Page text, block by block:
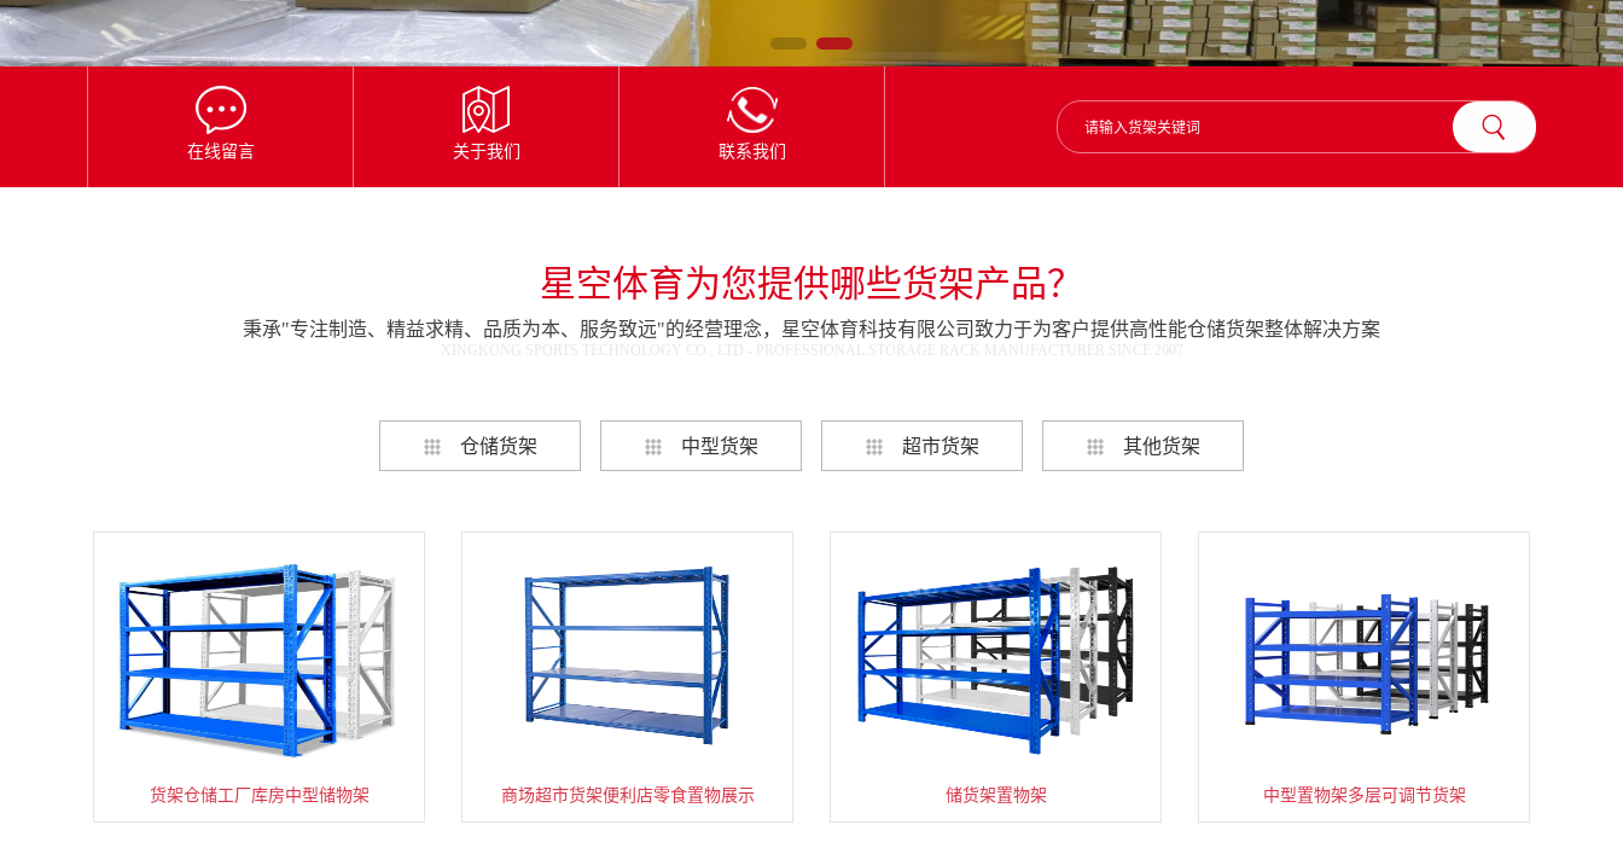
网
在线留言 关于我们 联系我们
星空体育为您提供哪些货架产品？
秉承"专注制造、精益求精、品质为本、服务致远"的经营理念，星空体育科技有限公司致力于为客户提供高性能仓储货架整体解决方案
XINGKONG SPORTS TECHNOLOGY CO., LTD - PROFESSIONAL STORAGE RACK MANUFACTURER SINCE 2007
仓储货架 中型货架 超市货架 其他货架
货架仓储工厂库房中型储物架 商场超市货架便利店零食置物展示 储货架置物架 中型置物架多层可调节货架
家用货架置物架多层阳台收纳 速装货架多层置物架 超市零食储物架快递货物架 货架仓库用仓储置物架四层展示架